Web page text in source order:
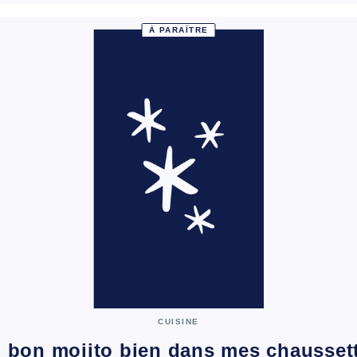
À PARAÎTRE
CUISINE
bon mojito bien dans mes